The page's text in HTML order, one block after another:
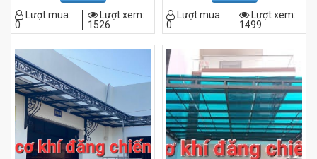
hệ 0967.182.229 để được nhận
làm mái nhựa poly giá tốt nhất.
Lượt mua:
0
Lượt xem:
1526
Lượt mua:
0
Lượt xem:
1499